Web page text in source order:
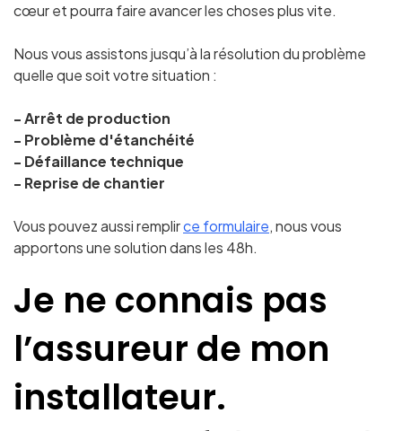
cœur et pourra faire avancer les choses plus vite.
Nous vous assistons jusqu’à la résolution du problème
quelle que soit votre situation :
- Arrêt de production
- Problème d'étanchéité
- Défaillance technique
- Reprise de chantier
Vous pouvez aussi remplirce formulaire, nous vous
apportons une solution dans les 48h.
Je ne connais pas
l’assureur de mon
installateur.